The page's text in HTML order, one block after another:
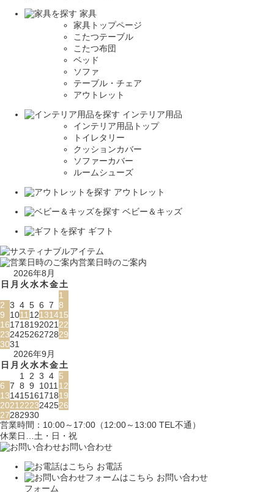
家具
家具トップページ
こたつテーブル
こたつ布団
ベッド
ソファ
テーブル・チェア
アウトレット
インテリア用品
インテリア用品トップ
トイレタリー
クッションカバー
ソファーカバー
ルームシューズ
アウトレット
ベビー＆キッズ
ギフト
営業日時のご案内
2026年8月
日 月 火水木金土
1
2 3 4 5 6 7 8
9
101112131415
16171819202122
23242526272829
3031
2026年9月
日 月 火水木金土
1 2 3 4 5
6 7 8 9 101112
13141516171819
20212223242526
27282930
営業時間：10:00～17:00（12:00～13:00 TEL不通）
休業日…土・日・祝
お問い合わせ
お電話
お問い合わせ
フォーム